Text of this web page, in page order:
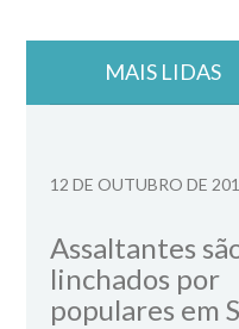
MAIS LIDAS
12 DE OUTUBRO DE
Assaltantes
linchados por
populares em